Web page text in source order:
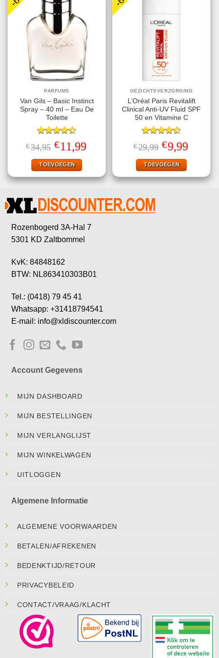
PARFUMS
Van Gils – Basic Instinct
Spray – 40 ml – Eau De
Toilette
Gewaardeerd
4.50uit 5
€34,95 Oorspronkelijke
prijs
was:
€34,95.
€11,99Huidige
prijs
TOEVOEGEN
GEZICHTSVERZORGING
L’Oréal Paris Revitalift
Clinical Anti-UV Fluid SPF
50 en Vitamine C
Gewaardeerd
4.50uit 5
€29,99 Oorspronkelijke
prijs
was:
€29,99.
€9,99Huidige
prijs
TOEVOEGEN
Rozenbogerd 3A-Hal 7
5301 KD Zaltbommel
KvK: 84848162
BTW: NL863410303B01
Tel.: (0418) 79 45 41
Whatsapp: +31418794541
E-mail: info@xldiscounter.com
Account Gegevens
MIJN DASHBOARD
MIJN BESTELLINGEN
MIJN VERLANGLIJST
MIJN WINKELWAGEN
UITLOGGEN
Algemene Informatie
ALGEMENE VOORWAARDEN
BETALEN/AFREKENEN
BEDENKTIJD/RETOUR
PRIVACYBELEID
CONTACT/VRAAG/KLACHT